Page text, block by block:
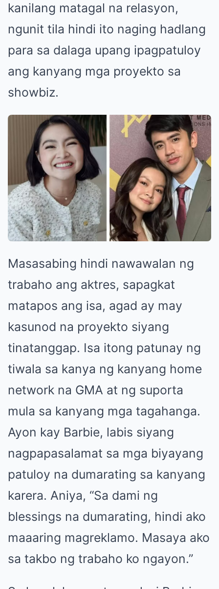
kanilang matagal na relasyon,
ngunit tila hindi ito naging hadlang
para sa dalaga upang ipagpatuloy
ang kanyang mga proyekto sa
showbiz.
Masasabing hindi nawawalan ng
trabaho ang aktres, sapagkat
matapos ang isa, agad ay may
kasunod na proyekto siyang
tinatanggap. Isa itong patunay ng
tiwala sa kanya ng kanyang home
network na GMA at ng suporta
mula sa kanyang mga tagahanga.
Ayon kay Barbie, labis siyang
nagpapasalamat sa mga biyayang
patuloy na dumarating sa kanyang
karera. Aniya, “Sa dami ng
blessings na dumarating, hindi ako
maaaring magreklamo. Masaya ako
sa takbo ng trabaho ko ngayon.”